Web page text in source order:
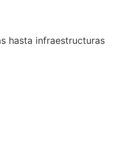
hasta infraestructuras